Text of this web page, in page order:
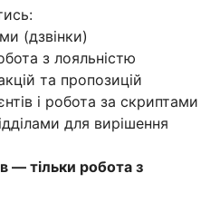
(дзвінки)
з лояльністю
та пропозицій
і робота за скриптами
для вирішення
— тільки робота з